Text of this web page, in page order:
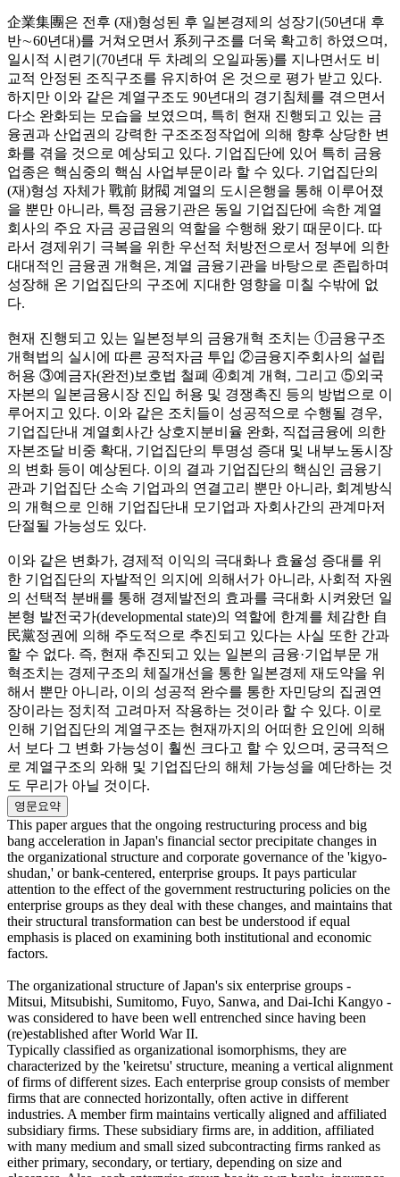
企業集團은 전후 (재)형성된 후 일본경제의 성장기(50년대 후
반∼60년대)를 거쳐오면서 系列구조를 더욱 확고히 하였으며,
일시적 시련기(70년대 두 차례의 오일파동)를 지나면서도 비
교적 안정된 조직구조를 유지하여 온 것으로 평가 받고 있다.
하지만 이와 같은 계열구조도 90년대의 경기침체를 겪으면서
다소 완화되는 모습을 보였으며, 특히 현재 진행되고 있는 금
융권과 산업권의 강력한 구조조정작업에 의해 향후 상당한 변
화를 겪을 것으로 예상되고 있다. 기업집단에 있어 특히 금융
업종은 핵심중의 핵심 사업부문이라 할 수 있다. 기업집단의
(재)형성 자체가 戰前 財閥 계열의 도시은행을 통해 이루어졌
을 뿐만 아니라, 특정 금융기관은 동일 기업집단에 속한 계열
회사의 주요 자금 공급원의 역할을 수행해 왔기 때문이다. 따
라서 경제위기 극복을 위한 우선적 처방전으로서 정부에 의한
대대적인 금융권 개혁은, 계열 금융기관을 바탕으로 존립하며
성장해 온 기업집단의 구조에 지대한 영향을 미칠 수밖에 없
다.
현재 진행되고 있는 일본정부의 금융개혁 조치는 ①금융구조
개혁법의 실시에 따른 공적자금 투입 ②금융지주회사의 설립
허용 ③예금자(완전)보호법 철폐 ④회계 개혁, 그리고 ⑤외국
자본의 일본금융시장 진입 허용 및 경쟁촉진 등의 방법으로 이
루어지고 있다. 이와 같은 조치들이 성공적으로 수행될 경우,
기업집단내 계열회사간 상호지분비율 완화, 직접금융에 의한
자본조달 비중 확대, 기업집단의 투명성 증대 및 내부노동시장
의 변화 등이 예상된다. 이의 결과 기업집단의 핵심인 금융기
관과 기업집단 소속 기업과의 연결고리 뿐만 아니라, 회계방식
의 개혁으로 인해 기업집단내 모기업과 자회사간의 관계마저
단절될 가능성도 있다.
이와 같은 변화가, 경제적 이익의 극대화나 효율성 증대를 위
한 기업집단의 자발적인 의지에 의해서가 아니라, 사회적 자원
의 선택적 분배를 통해 경제발전의 효과를 극대화 시켜왔던 일
본형 발전국가(developmental state)의 역할에 한계를 체감한 自
民黨정권에 의해 주도적으로 추진되고 있다는 사실 또한 간과
할 수 없다. 즉, 현재 추진되고 있는 일본의 금융·기업부문 개
혁조치는 경제구조의 체질개선을 통한 일본경제 재도약을 위
해서 뿐만 아니라, 이의 성공적 완수를 통한 자민당의 집권연
장이라는 정치적 고려마저 작용하는 것이라 할 수 있다. 이로
인해 기업집단의 계열구조는 현재까지의 어떠한 요인에 의해
서 보다 그 변화 가능성이 훨씬 크다고 할 수 있으며, 궁극적으
로 계열구조의 와해 및 기업집단의 해체 가능성을 예단하는 것
도 무리가 아닐 것이다.
영문요약
This paper argues that the ongoing restructuring process and big
bang acceleration in Japan's financial sector precipitate changes in
the organizational structure and corporate governance of the 'kigyo-
shudan,' or bank-centered, enterprise groups. It pays particular
attention to the effect of the government restructuring policies on the
enterprise groups as they deal with these changes, and maintains that
their structural transformation can best be understood if equal
emphasis is placed on examining both institutional and economic
factors.
The organizational structure of Japan's six enterprise groups -
Mitsui, Mitsubishi, Sumitomo, Fuyo, Sanwa, and Dai-Ichi Kangyo -
was considered to have been well entrenched since having been
(re)established after World War II.
Typically classified as organizational isomorphisms, they are
characterized by the 'keiretsu' structure, meaning a vertical alignment
of firms of different sizes. Each enterprise group consists of member
firms that are connected horizontally, often active in different
industries. A member firm maintains vertically aligned and affiliated
subsidiary firms. These subsidiary firms are, in addition, affiliated
with many medium and small sized subcontracting firms ranked as
either primary, secondary, or tertiary, depending on size and